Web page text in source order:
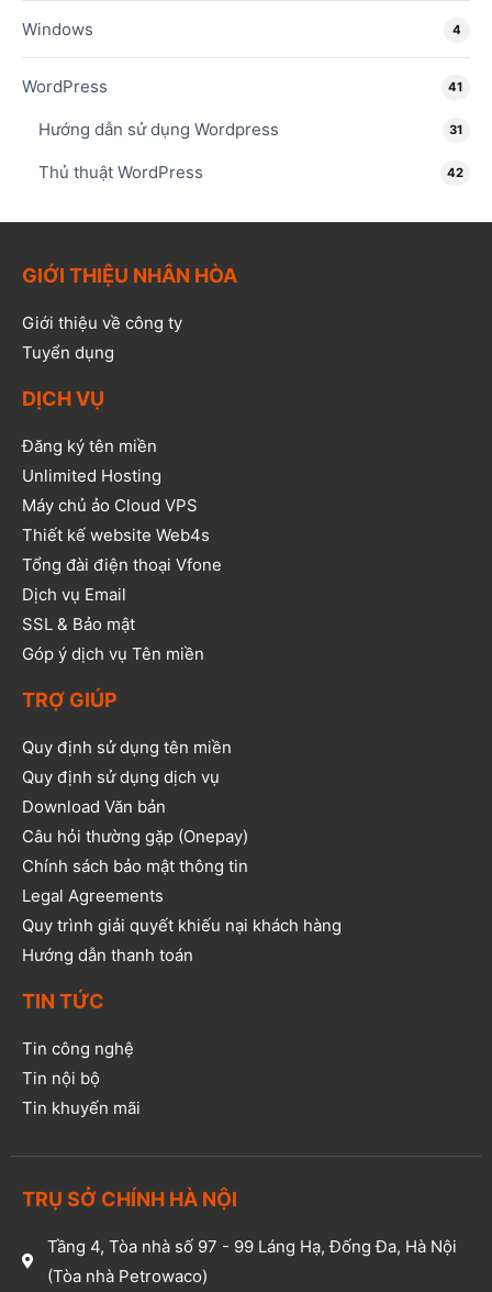
Windows 4
WordPress 41
Hướng dẫn sử dụng Wordpress 31
Thủ thuật WordPress 42
GIỚI THIỆU NHÂN HÒA
Giới thiệu về công ty
Tuyển dụng
DỊCH VỤ
Đăng ký tên miền
Unlimited Hosting
Máy chủ ảo Cloud VPS
Thiết kế website Web4s
Tổng đài điện thoại Vfone
Dịch vụ Email
SSL & Bảo mật
Góp ý dịch vụ Tên miền
TRỢ GIÚP
Quy định sử dụng tên miền
Quy định sử dụng dịch vụ
Download Văn bản
Câu hỏi thường gặp (Onepay)
Chính sách bảo mật thông tin
Legal Agreements
Quy trình giải quyết khiếu nại khách hàng
Hướng dẫn thanh toán
TIN TỨC
Tin công nghệ
Tin nội bộ
Tin khuyến mãi
TRỤ SỞ CHÍNH HÀ NỘI
Tầng 4, Tòa nhà số 97 - 99 Láng Hạ, Đống Đa, Hà Nội
(Tòa nhà Petrowaco)